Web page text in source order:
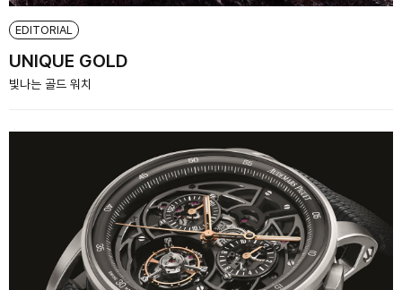
EDITORIAL
UNIQUE GOLD
빛나는 골드 워치